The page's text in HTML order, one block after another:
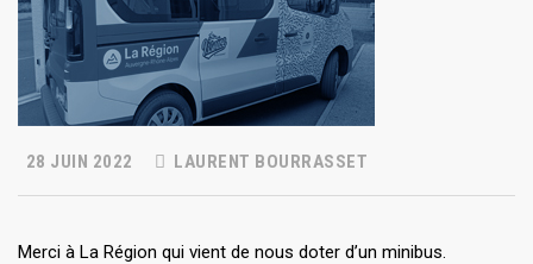
28 JUIN 2022 LAURENT BOURRASSET
Merci à La Région qui vient de nous doter d’un minibus.